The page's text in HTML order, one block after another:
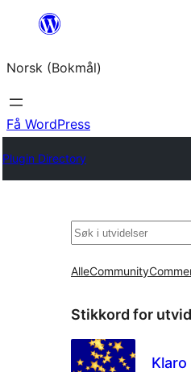
Hopp
innhold
Norsk (Bokmål)
Få WordPress
Plugin Directory
Søk
AlleCommunity
Stikkord for